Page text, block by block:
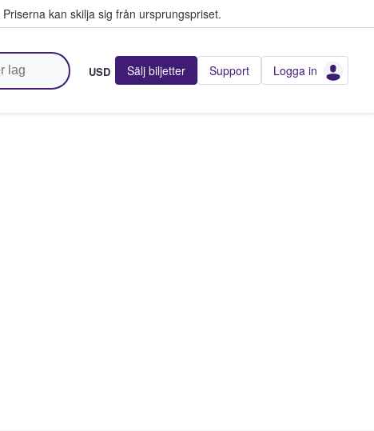
Priserna kan skilja sig från ursprungspriset.
USD Sälj biljetter Support Logga in